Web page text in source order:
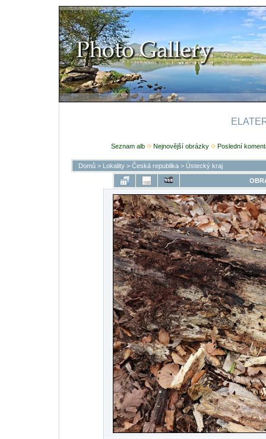
Seznam alb Nejnovější obrázky Poslední
Domů> Lokality> Česká republika> Ústecký kraj